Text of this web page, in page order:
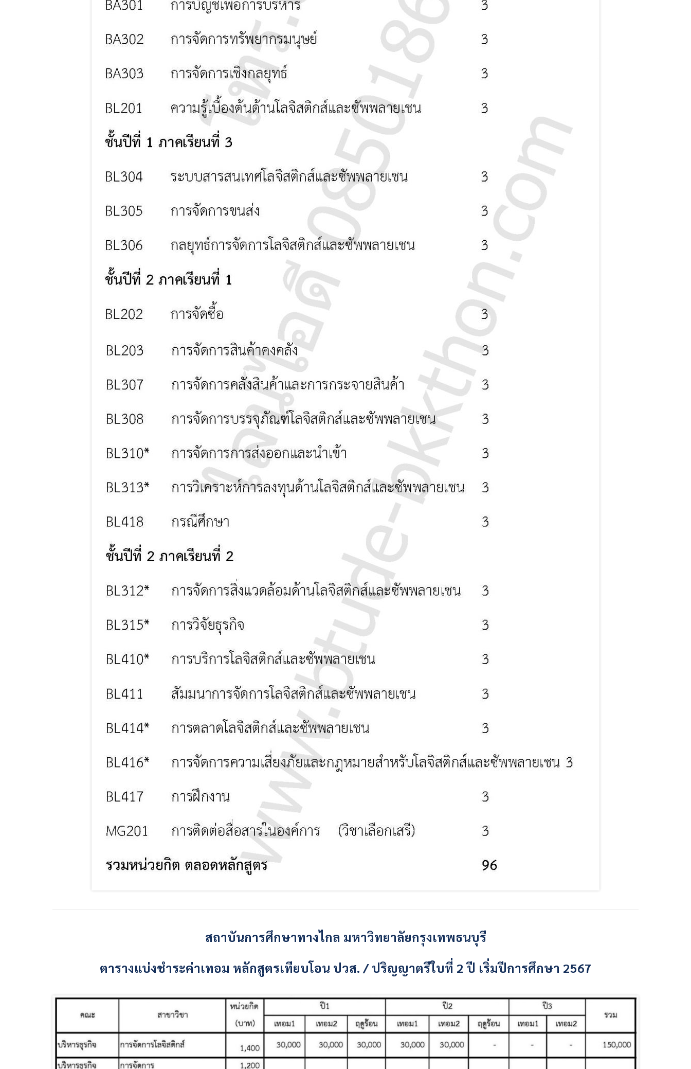
สถาบันการศึกษาทางไกล มหาวิทยาลัยกรุงเทพธนบุรี
ตารางแบ่งชำระค่าเทอม หลักสูตรเทียบโอน ปวส. / ปริญญาตรีใบที่ 2 ปี เริ่มปีการศึกษา 2567